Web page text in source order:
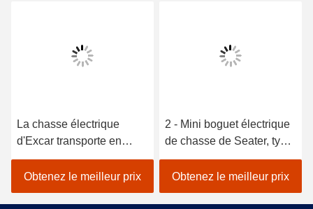
La chasse électrique
d'Excar transporte en
charrette le chariot de golf
électrique pour chasser
des chariots de golf de
Obtenez le meilleur prix
2 - Mini boguet électrique
de chasse de Seater, type
ce de chariot de golf de
véhicules approuvé
Obtenez le meilleur prix